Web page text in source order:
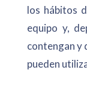
los hábitos
equipo y,
contengan y
pueden